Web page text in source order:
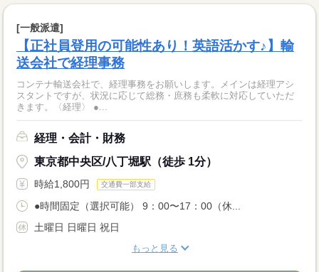
[一般派遣]
【正社員登用の可能性あり！英語活かす♪】輸
送会社で経理事務
コンテナ輸送会社で、経理事務をお願いします。メインは経理アシ
スタントですが、状況に応じて総務・庶務も柔軟に対応していただ
きます。〈経理〉 ●...
経理・会計・財務
東京都中央区/八丁堀駅（徒歩 1分）
時給1,800円 交通費一部支給
●時間固定（選択可能） 9：00〜17：00（休...
土曜日 日曜日 祝日
もっと見る